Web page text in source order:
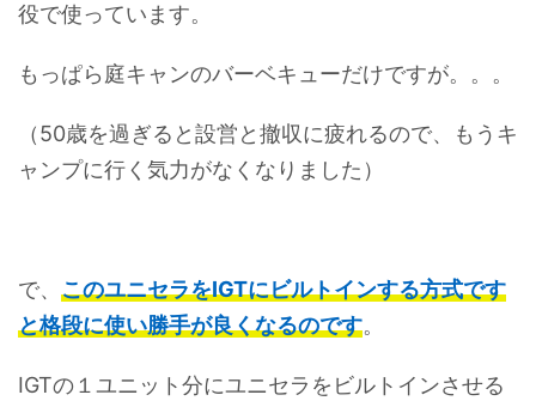
役で使っています。
もっぱら庭キャンのバーベキューだけですが。。。
（50歳を過ぎると設営と撤収に疲れるので、もうキ
ャンプに行く気力がなくなりました）
で、 このユニセラをIGTにビルトインする方式です
と格段に使い勝手が良くなるのです。
IGTの１ユニット分にユニセラをビルトインさせる